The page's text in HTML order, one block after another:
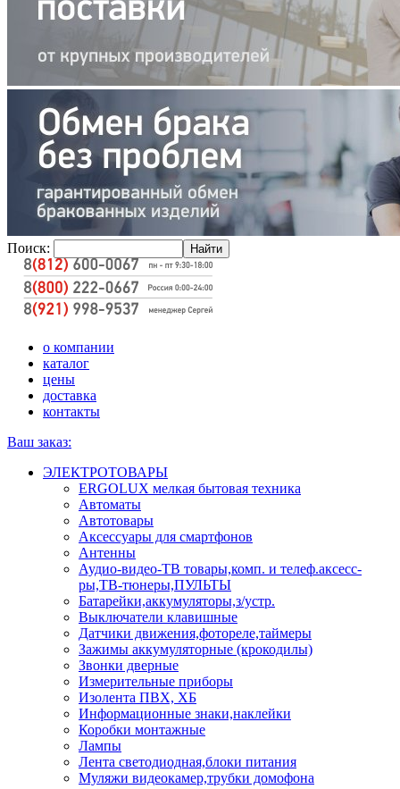
Поиск:
о компании
каталог
цены
доставка
контакты
Ваш заказ:
ЭЛЕКТРОТОВАРЫ
ERGOLUX мелкая бытовая техника
Автоматы
Автотовары
Аксессуары для смартфонов
Антенны
Аудио-видео-ТВ товары,комп. и телеф.аксесс-
ры,ТВ-тюнеры,ПУЛЬТЫ
Батарейки,аккумуляторы,з/устр.
Выключатели клавишные
Датчики движения,фотореле,таймеры
Зажимы аккумуляторные (крокодилы)
Звонки дверные
Измерительные приборы
Изолента ПВХ, ХБ
Информационные знаки,наклейки
Коробки монтажные
Лампы
Лента светодиодная,блоки питания
Муляжи видеокамер,трубки домофона